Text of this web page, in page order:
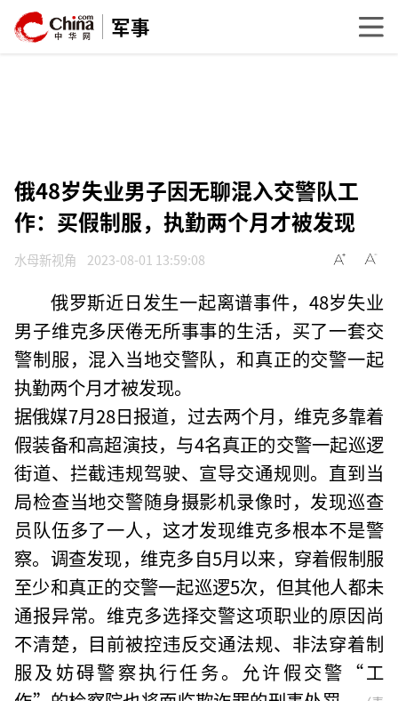
军事
俄48岁失业男子因无聊混入交警队工
作：买假制服，执勤两个月才被发现
水母新视角 2023-08-01 13:59:08
俄罗斯近日发生一起离谱事件，48岁失业
男子维克多厌倦无所事事的生活，买了一套交
警制服，混入当地交警队，和真正的交警一起
执勤两个月才被发现。
据俄媒7月28日报道，过去两个月，维克多靠着
假装备和高超演技，与4名真正的交警一起巡逻
街道、拦截违规驾驶、宣导交通规则。直到当
局检查当地交警随身摄影机录像时，发现巡查
员队伍多了一人，这才发现维克多根本不是警
察。调查发现，维克多自5月以来，穿着假制服
至少和真正的交警一起巡逻5次，但其他人都未
通报异常。维克多选择交警这项职业的原因尚
不清楚，目前被控违反交通法规、非法穿着制
服及妨碍警察执行任务。允许假交警“工